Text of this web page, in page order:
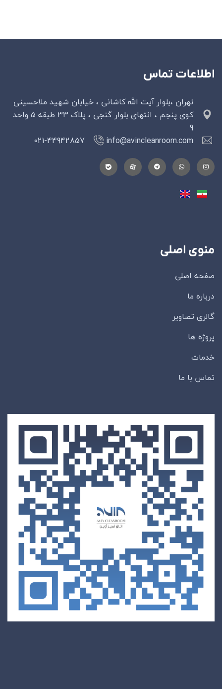
اطلاعات تماس
تهران ،بلوار آیت الله کاشانی ، خیابان شهید ملاحسینی
کوی پنجم ، انتهای بلوار گنجی ، پلاک 33 طبقه 5 واحد
9
info@avincleanroom.com
021-44942857
منوی اصلی
صفحه اصلی
درباره ما
گالری تصاویر
پروژه ها
خدمات
تماس با ما